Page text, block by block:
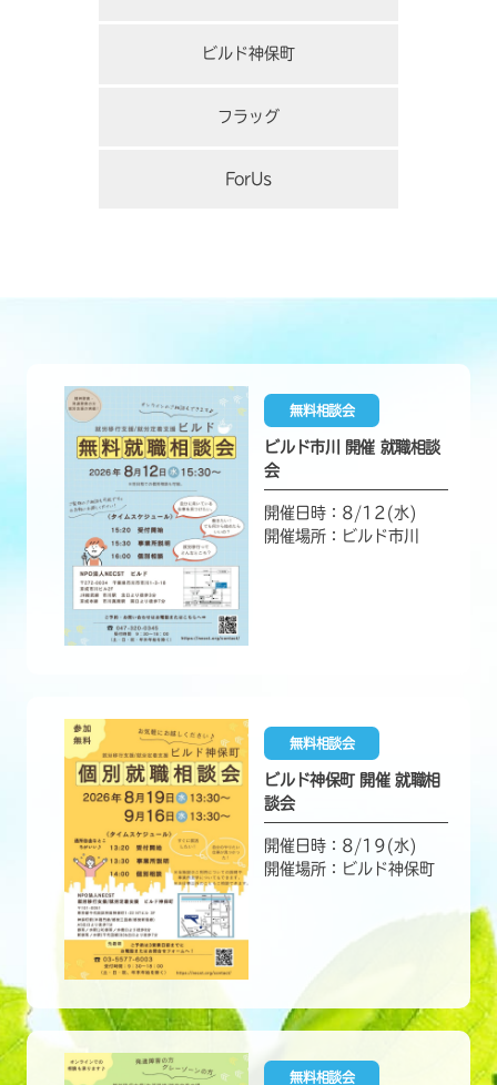
ビルド神保町
フラッグ
ForUs
無料相談会
ビルド市川 開催 就職相談
会
開催日時：8/12(水)
開催場所：ビルド市川
無料相談会
ビルド神保町 開催 就職相
談会
開催日時：8/19(水)
開催場所：ビルド神保町
無料相談会